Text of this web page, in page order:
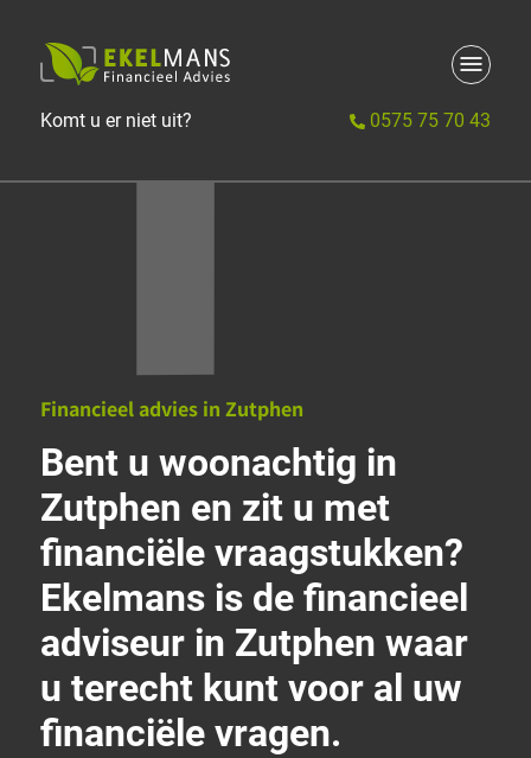
Blogs
Komt u er niet uit? 0575 75 70 43
Financieel advies in Zutphen
Bent u woonachtig in
Zutphen en zit u met
financiële vraagstukken?
Ekelmans is de financieel
adviseur in Zutphen waar
u terecht kunt voor al uw
financiële vragen.